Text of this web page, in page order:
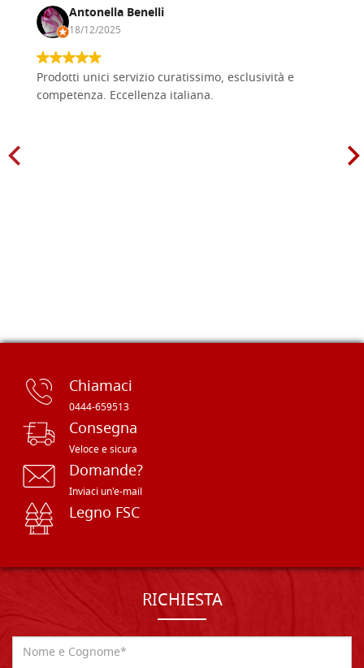
Antonella Benelli
18/12/2025
Prodotti unici servizio curatissimo, esclusività e
competenza. Eccellenza italiana.
Chiamaci
0444-659513
Consegna
Veloce e sicura
Domande?
Inviaci un'e-mail
Legno FSC
RICHIESTA